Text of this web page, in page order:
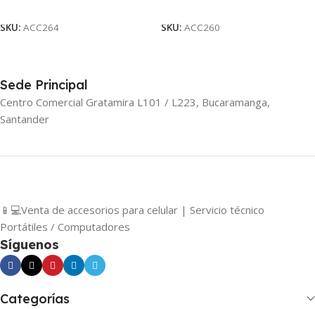
SKU: ACC264
SKU: ACC260
Sede Principal
Centro Comercial Gratamira L101 / L223, Bucaramanga,
Santander
📱💻Venta de accesorios para celular | Servicio técnico
Portátiles / Computadores
Síguenos
Categorías